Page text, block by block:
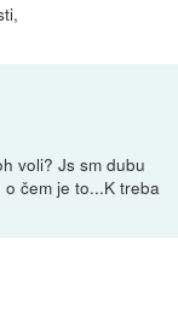
voli? Js sm dubu
čem je to...K treba